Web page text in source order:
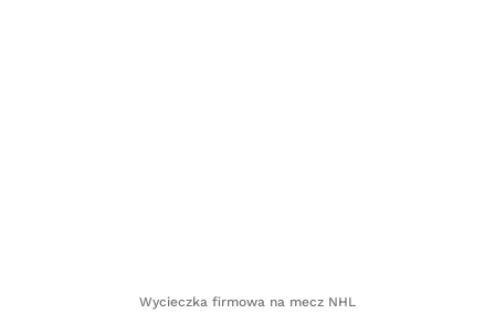
Wycieczka firmowa na mecz NHL